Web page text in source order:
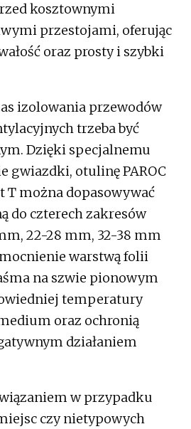
kosztownymi
przestojami, oferując
oraz prosty i szybki
izolowania przewodów
trzeba być
Dzięki specjalnemu
gwiazdki, otulinę PAROC
T można dopasowywać
do czterech zakresów
22-28 mm, 32-38 mm
warstwą folii
na szwie pionowym
temperatury
oraz ochronią
działaniem
w przypadku
czy nietypowych